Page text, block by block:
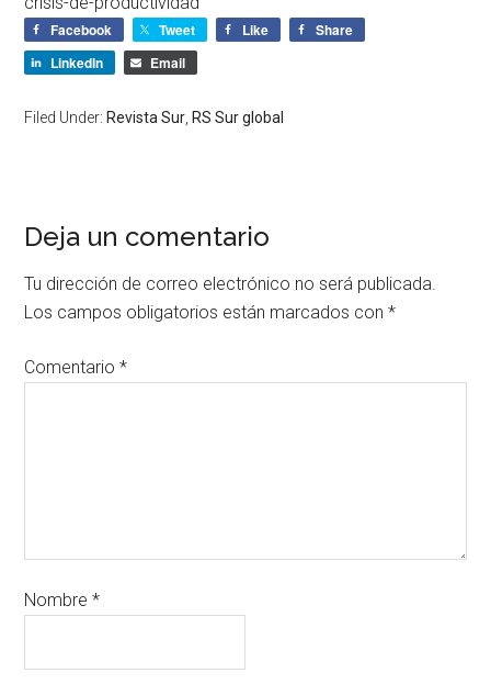
Facebook Tweet Like
Share
LinkedIn
Email
Filed Under: Revista Sur RS Sur global
Deja un comentario
Tu dirección de correo electrónico no será publicada.
Los campos obligatorios están marcados con*
Comentario*
Nombre*